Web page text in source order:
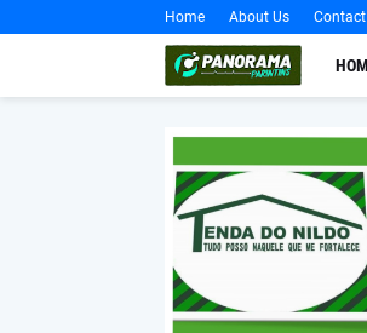
Home About Us Contact